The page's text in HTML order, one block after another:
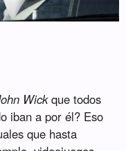
Wickque todos
iban a por él? Eso
que hasta